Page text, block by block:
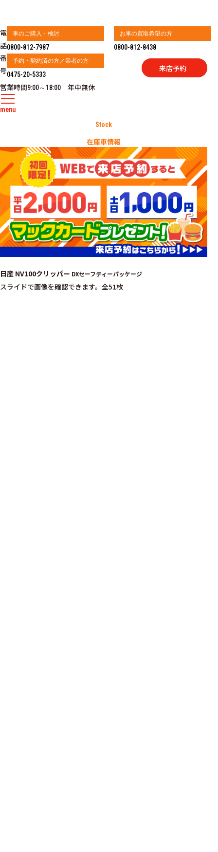
電
話
番
号
車のご購入・検討
0800-812-7987
お車の買取希望の方
0800-812-8438
予約・契約済の方／業者の方
0475-20-5333
営業時間9:00～18:00 年中無休
来店予約
menu
在庫車情報
Stock
日産 NV100クリッパー DXセーフティーパッケージ
スライドで画像を確認できます。 全51枚